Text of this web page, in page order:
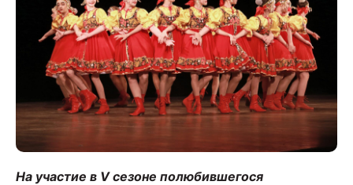
На участие в V сезоне полюбившегося